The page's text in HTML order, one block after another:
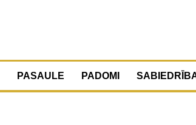
PASAULE PADOMI